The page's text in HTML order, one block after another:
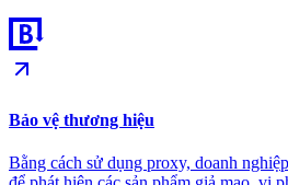
Bảo vệ thương hiệu
Bằng cách sử dụng proxy, doanh